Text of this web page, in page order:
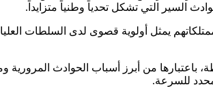
السير التي تشكل تحدياً وطنياً متزايداً.
يمثل أولوية قصوى لدى السلطات
باعتبارها من أبرز أسباب الحوادث
للسرعة.